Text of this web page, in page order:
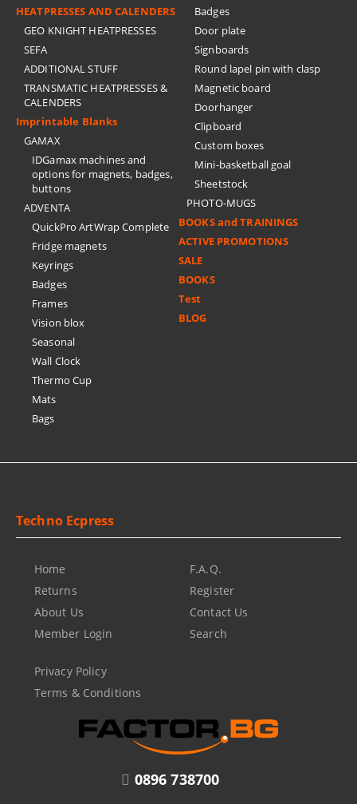
HEATPRESSES AND CALENDERS
GEO KNIGHT HEATPRESSES
SEFA
ADDITIONAL STUFF
TRANSMATIC HEATPRESSES &
CALENDERS
Imprintable Blanks
GAMAX
IDGamax machines and
options for magnets, badges,
buttons
ADVENTA
QuickPro ArtWrap Complete
Fridge magnets
Keyrings
Badges
Frames
Vision blox
Seasonal
Wall Clock
Thermo Cup
Mats
Bags
Badges
Door plate
Signboards
Round lapel pin with clasp
Magnetic board
Doorhanger
Clipboard
Custom boxes
Mini-basketball goal
Sheetstock
PHOTO-MUGS
BOOKS and TRAININGS
ACTIVE PROMOTIONS
SALE
BOOKS
Test
BLOG
0896 738700
Techno Ecpress
Home
Returns
About Us
Member Login
F.A.Q.
Register
Contact Us
Search
Privacy Policy
Terms & Conditions